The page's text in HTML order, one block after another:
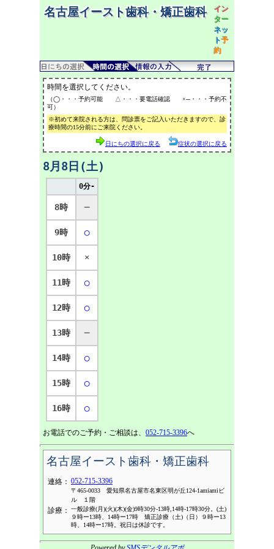
名古屋イースト歯科・矯正歯科
イン
ター
ネッ
ト予
約
時間を選択してください。
（◯・・・予約可能 △・・・要電話確認 ×─・・・予約不
可）
※初めて来院される方は、問診票をご記入いただきますので、診
療時間の15分前にご来院ください。
日にちの選択に戻る 症状の選択に戻る
8月8日(土)
0分-
8時 ─
9時 ◯
10時 ×
11時 ◯
12時 ◯
13時 ─
14時 ◯
15時 ◯
16時 ◯
お電話でのご予約・ご相談は、 052-715-3396へ
名古屋イースト歯科・矯正歯科
連絡： 052-715-3396
〒465-0033 愛知県名古屋市名東区明が丘124-1amiamiビ
ル １階
診療：
一般診療(月)(火)(木)(金)9時30分-13時,14時-17時30分。(土)
９時ー13時、14時ー17時 矯正診療（土)（日）９時ー13
時、14時ー17時。祝日は休診です。